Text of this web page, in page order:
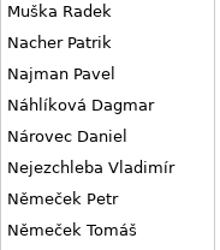
Muška Radek
Nacher Patrik
Najman Pavel
Náhlíková Dagmar
Nárovec Daniel
Nejezchleba Vladimír
Němeček Petr
Němeček Tomáš